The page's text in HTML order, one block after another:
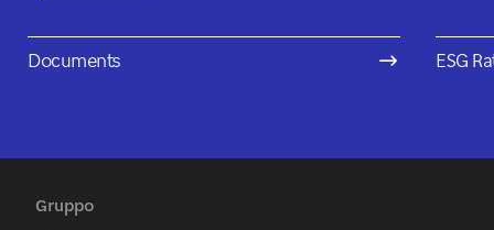
Documents ESG
Gruppo